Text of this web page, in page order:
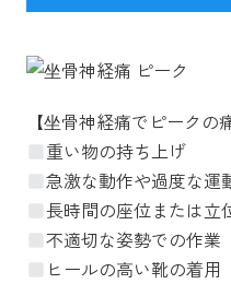
【坐骨神経痛でピークの
重い物の持ち上げ
急激な動作や過度な運
長時間の座位または立
不適切な姿勢での作業
ヒールの高い靴の着用